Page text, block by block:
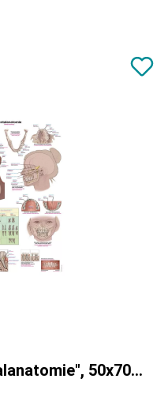
Lehrtafel "Dentalanatomie", 50x70cm